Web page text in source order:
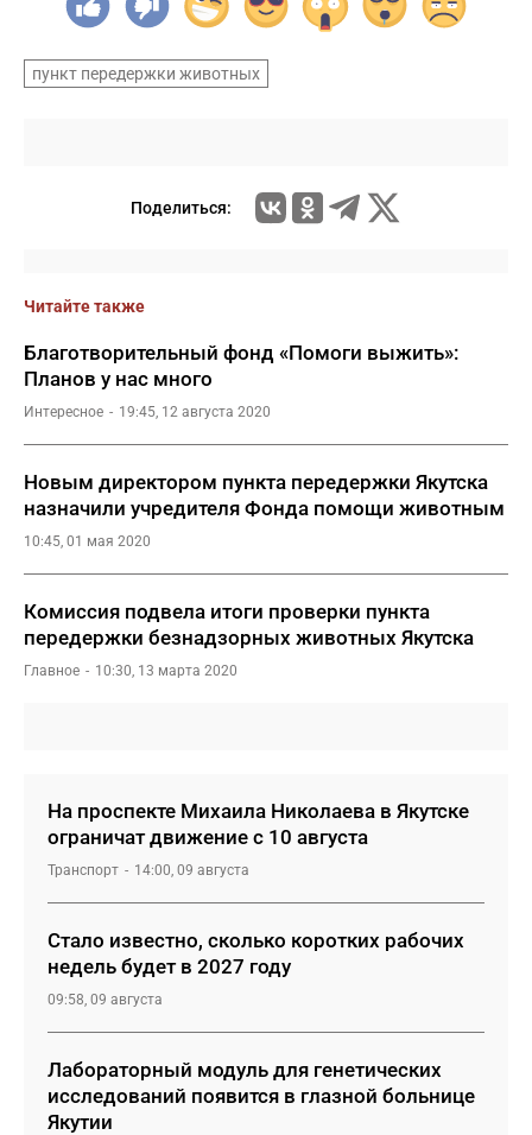
пункт передержки животных
Поделиться:
Читайте также
Благотворительный фонд «Помоги выжить»:
Планов у нас много
Интересное 19:45, 12 августа 2020
Новым директором пункта передержки Якутска
назначили учредителя Фонда помощи животным
10:45, 01 мая 2020
Комиссия подвела итоги проверки пункта
передержки безнадзорных животных Якутска
Главное 10:30, 13 марта 2020
На проспекте Михаила Николаева в Якутске
ограничат движение с 10 августа
Транспорт 14:00, 09 августа
Стало известно, сколько коротких рабочих
недель будет в 2027 году
09:58, 09 августа
Лабораторный модуль для генетических
исследований появится в глазной больнице
Якутии